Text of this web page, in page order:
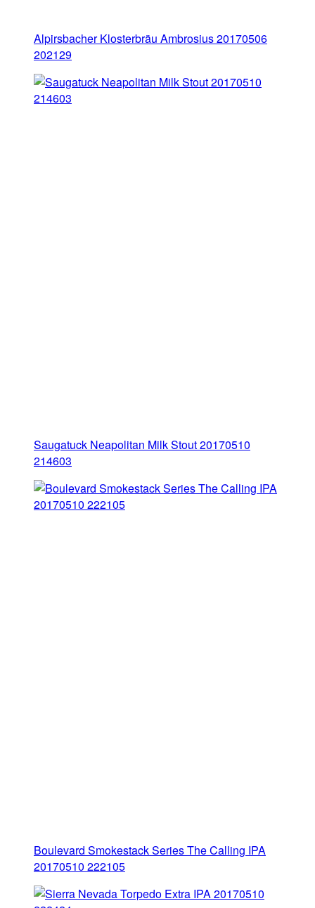
Alpirsbacher Klosterbräu Ambrosius 20170506
202129
Saugatuck Neapolitan Milk Stout 20170510
214603
Boulevard Smokestack Series The Calling IPA
20170510 222105